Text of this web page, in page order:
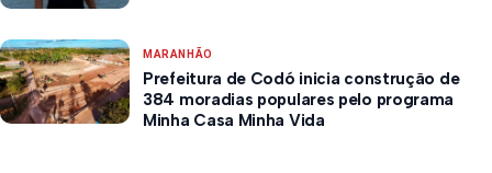
MARANHÃO
Prefeitura de Codó inicia construção de
384 moradias populares pelo programa
Minha Casa Minha Vida